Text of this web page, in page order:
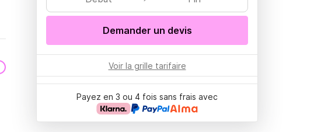
Demander un devis
Voir la grille tarifaire
Payez en 3 ou 4 fois sans frais avec